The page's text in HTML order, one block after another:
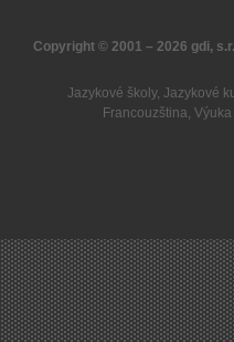
Copyright © 2001 – 2026 gdi,
Jazykové školy, Jazykové
Francouzština,